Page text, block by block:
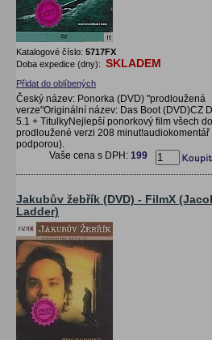
Katalogové číslo: 5717FX
Doba expedice (dny): SKLADEM
Přidat do oblíbených
Český název: Ponorka (DVD) "prodloužená
verze"Originální název: Das Boot (DVD)CZ
5.1 + TitulkyNejlepší ponorkový film všech
prodloužené verzi 208 minut!audiokomentář
podporou).
Vaše cena s DPH: 199
Jakubův žebřík (DVD) - FilmX
Ladder)